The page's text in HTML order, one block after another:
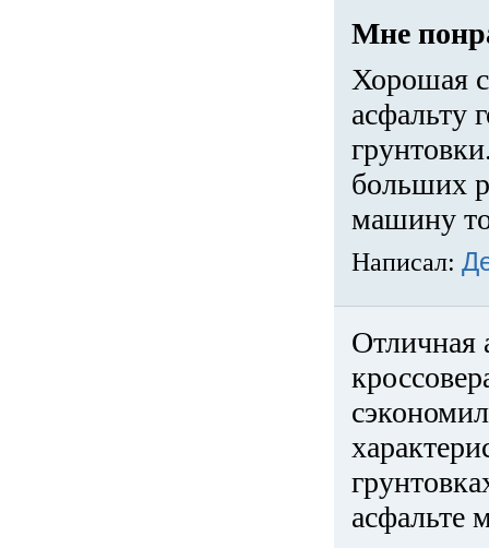
Мне
Хорошая
асфальту
больших
машину
Написал:
Отличная
асфальте